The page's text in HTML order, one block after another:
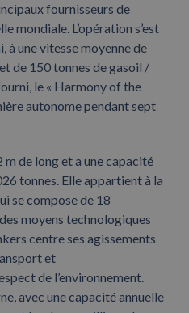
fournisseurs de
mondiale. L’opération s’est
à une vitesse moyenne de
de 150 tonnes de gasoil /
le « Harmony of the
autonome pendant sept
m de long et a une capacité
tonnes. Elle appartient à la
se compose de 18
moyens technologiques
centre ses agissements
et
de l’environnement.
avec une capacité annuelle